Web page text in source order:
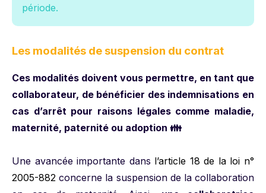
période.
Les modalités de suspension du contrat
Ces modalités doivent vous permettre, en tant que
collaborateur, de bénéficier des indemnisations en
cas d’arrêt pour raisons légales comme maladie,
maternité, paternité ou adoption 👪
Une avancée importante dans l’article 18 de la loi n°
2005-882 concerne la suspension de la collaboration